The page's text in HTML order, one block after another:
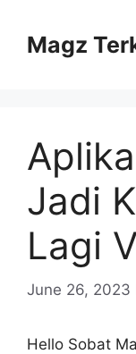
contentMagz
Jadi
Lagi
June 26, 2023
Hello Sobat